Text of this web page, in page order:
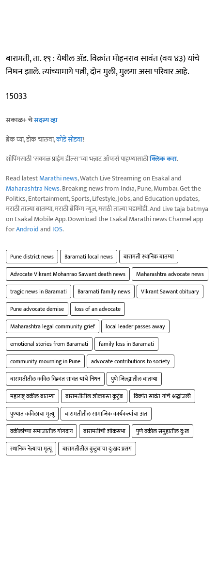
बारामती, ता. १९ : येथील ॲड. विक्रांत मोहनराव सावंत (वय ४३) यांचे
निधन झाले. त्यांच्यामागे पत्नी, दोन मुली, मुलगा असा परिवार आहे.
15033
सकाळ+ चेसदस्य व्हा
ब्रेक घ्या, डोकं चालवा,कोडे सोडवा!
शॉपिंगसाठी 'सकाळ प्राईम डील्स'च्या भन्नाट ऑफर्स पाहण्यासाठीक्लिक करा.
Read latestMarathi news, Watch Live Streaming on Esakal and
Maharashtra News. Breaking news from India, Pune, Mumbai. Get the
Politics, Entertainment, Sports, Lifestyle, Jobs, and Education updates,
मराठी ताज्या बातम्या, मराठी ब्रेकिंग न्यूज, मराठी ताज्या घडामोडी. And Live taja batmya
on Esakal Mobile App. Download the Esakal Marathi news Channel app
forAndroidand IOS.
Pune district news Baramati local news
बारामती स्थानिक बातम्या
Advocate Vikrant Mohanrao Sawant death news
Maharashtra advocate news
tragic news in Baramati
Baramati family news
Vikrant Sawant obituary
Pune advocate demise
loss of an advocate
Maharashtra legal community grief
local leader passes away
emotional stories from Baramati
family loss in Baramati
community mourning in Pune
advocate contributions to society
बारामतीतील वकील विक्रांत सावंत यांचे निधन
पुणे जिल्ह्यातील बातम्या
महाराष्ट्र वकील बातम्या
बारामतीतील शोकग्रस्त कुटुंब
विक्रांत सावंत यांचे श्रद्धांजली
पुण्यात वकीलाचा मृत्यू
बारामतीतील सामाजिक कार्यकर्त्याचा अंत
वकीलांच्या समाजातील योगदान
बारामतीची शोकसभा
पुणे वकील समुहातील दु:ख
स्थानिक नेत्याचा मृत्यू
बारामतीतील कुटुंबाचा दु:खद प्रसंग